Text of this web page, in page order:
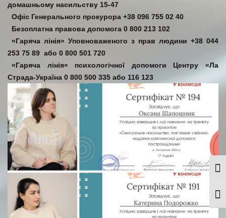
домашньому насильству 15-47
Офіс Генерального прокурора +38 096 755 02 40
Безоплатна правова допомога 0 800 213 102
«Гаряча лінія» Уповноваженого з прав людини +38 044
253 75 89 або 0 800 501 720
«Гаряча лінія» психологічної допомоги Центру «Ла
Страда-Україна 0 800 500 335 або 116 123